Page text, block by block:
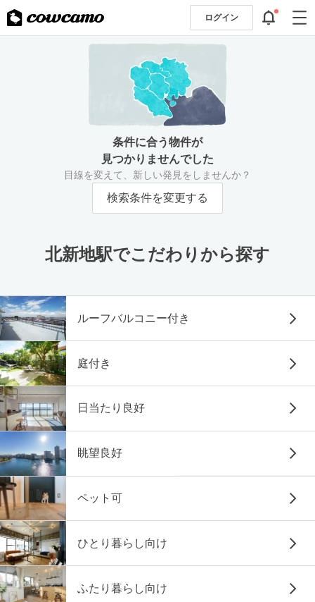
ログイン
条件に合う物件が
見つかりませんでした
目線を変えて、新しい発見をしませんか？
検索条件を変更する
北新地駅でこだわりから探す
ルーフバルコニー付き
庭付き
日当たり良好
眺望良好
ペット可
ひとり暮らし向け
ふたり暮らし向け